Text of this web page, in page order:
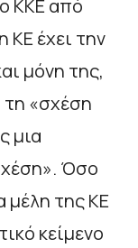
ΚΚΕ από
ΚΕ έχει την
μόνη της,
τη «σχέση
μια
Όσο
μέλη της ΚΕ
κείμενο